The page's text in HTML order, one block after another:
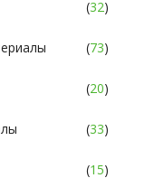
(32)
(73)
(20)
(33)
(15)